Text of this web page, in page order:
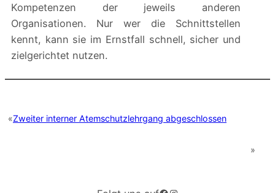
Kompetenzen der jeweils anderen
Organisationen. Nur wer die Schnittstellen
kennt, kann sie im Ernstfall schnell, sicher und
zielgerichtet nutzen.
«Zweiter interner Atemschutzlehrgang abgeschlossen
»